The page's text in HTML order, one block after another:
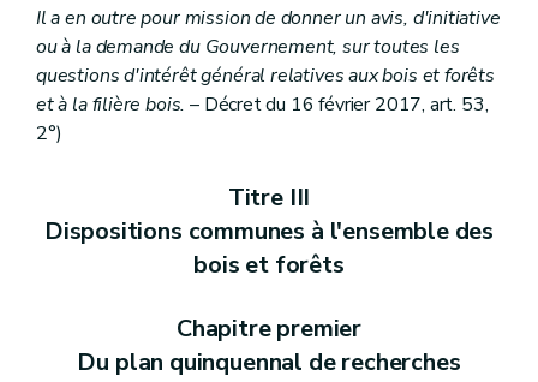
Il a en outre pour mission de donner un avis, d'initiative
ou à la demande du Gouvernement, sur toutes les
questions d'intérêt général relatives aux bois et forêts
et à la filière bois. – Décret du 16 février 2017, art. 53,
2°)
Titre III
Dispositions communes à l'ensemble des
bois et forêts
Chapitre premier
Du plan quinquennal de recherches